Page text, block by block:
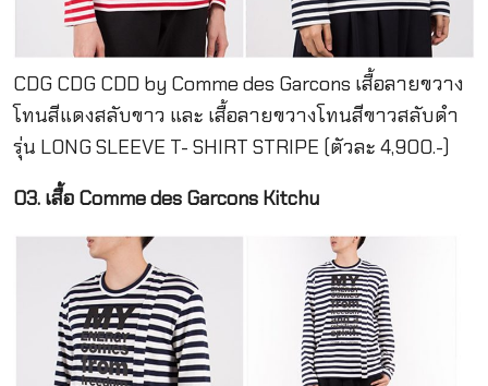
CDG CDG CDD by Comme des Garcons เสื้อลายขวาง
โทนสีแดงสลับขาว และ เสื้อลายขวางโทนสีขาวสลับดำ
รุ่น LONG SLEEVE T- SHIRT STRIPE (ตัวละ 4,900.-)
03. เสื้อ Comme des Garcons Kitchu